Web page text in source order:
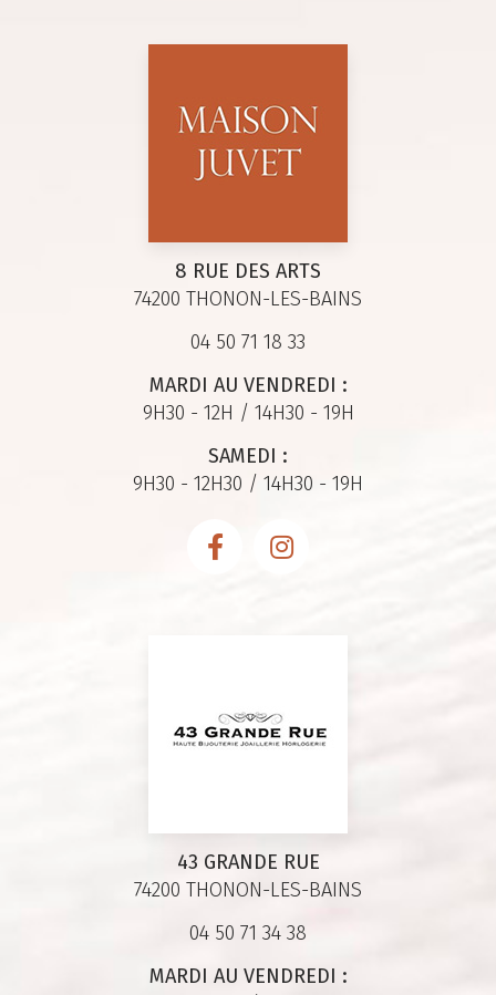
8 RUE DES ARTS
74200 THONON-LES-BAINS
04 50 71 18 33
MARDI AU VENDREDI :
9H30 - 12H / 14H30 - 19H
SAMEDI :
9H30 - 12H30 / 14H30 - 19H
43 GRANDE RUE
74200 THONON-LES-BAINS
04 50 71 34 38
MARDI AU VENDREDI :